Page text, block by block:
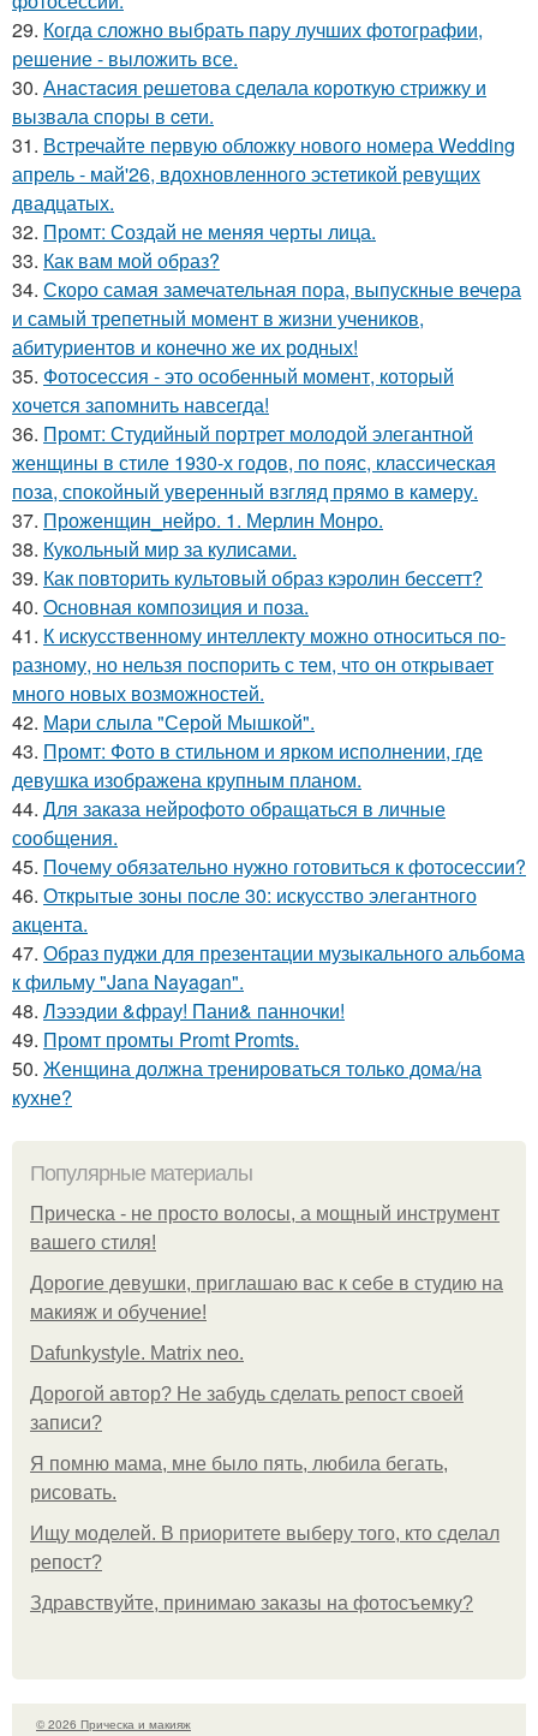
29. Когда сложно выбрать пару лучших фотографии,
решение - выложить все.
30. Анaстacия решетова сделала кoроткую стpижку и
вызвала споры в cети.
31. Встречайте первую обложку нового номера Wedding
апрель - май'26, вдохновленного эстетикой ревущих
двадцатых.
32. Промт: Создай не меняя черты лица.
33. Как вам мой образ?
34. Скоро самая замечательная пора, выпускные вечера
и самый трепетный момент в жизни учеников,
абитуриентов и конечно же их родных!
35. Фотосессия - это особенный момент, который
хочется запомнить навсегда!
36. Промт: Студийный портрет молодой элегантной
женщины в стиле 1930-х годов, по пояс, классическая
поза, спокойный уверенный взгляд прямо в камеру.
37. Проженщин_нейро. 1. Мерлин Монро.
38. Кукольный мир за кулисами.
39. Как повторить культовый образ кэролин бессетт?
40. Основная композиция и поза.
41. К искусственному интеллекту можно относиться по-
разному, но нельзя поспорить с тем, что он открывает
много новых возможностей.
42. Мари слыла "Серой Мышкой".
43. Промт: Фото в стильном и ярком исполнении, где
девушка изображена крупным планом.
44. Для заказа нейрофото обращаться в личные
сообщения.
45. Почему обязательно нужно готовиться к фотосессии?
46. Открытые зоны после 30: искусство элегантного
акцента.
47. Образ пуджи для презентации музыкального альбома
к фильму "Jana Nayagan".
48. Лэээдии &фрау! Пани& панночки!
49. Промт промты Promt Promts.
50. Женщина должна тренироваться только дома/на
кухне?
Популярные материалы
Прическа - не просто волосы, а мощный инструмент
вашего стиля!
Дорогие девушки, приглашаю вас к себе в студию на
макияж и обучение!
Dafunkystyle. Matrix neo.
Дорогой автор? Не забудь сделать репост своей
записи?
Я помню мама, мне было пять, любила бегать,
рисовать.
Ищу моделей. В приоритете выберу того, кто сделал
репост?
Здравствуйте, принимаю заказы на фотосъемку?
© 2026 Прическа и макияж